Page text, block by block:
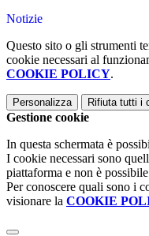
Notizie
Questo sito o gli strumenti
cookie necessari al
COOKIE POLICY.
Personalizza Rifiuta tutti i
Gestione cookie
In questa schermata è
I cookie necessari sono
piattaforma e non è
Per conoscere quali sono i
visionare la COOKIE